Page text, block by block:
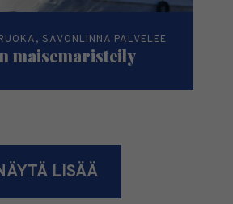
SAVONLINNA PALVELEE
maisemaristeily
LISÄÄ